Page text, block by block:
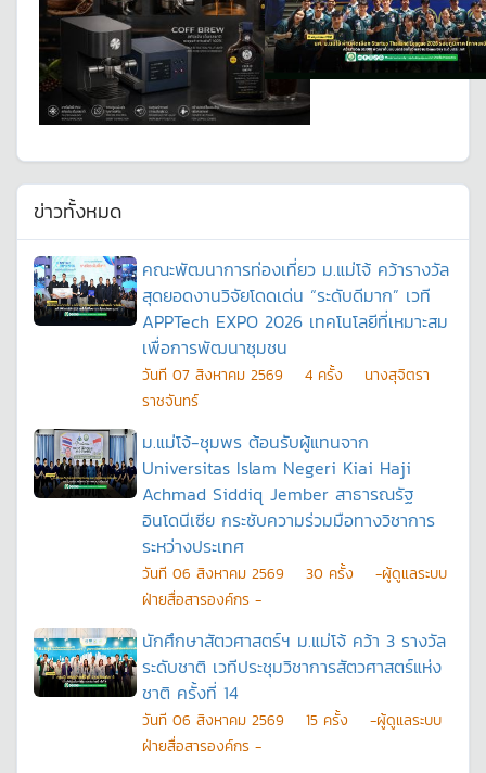
ข่าวทั้งหมด
คณะพัฒนาการท่องเที่ยว ม.แม่โจ้ คว้ารางวัล
สุดยอดงานวิจัยโดดเด่น “ระดับดีมาก” เวที
APPTech EXPO 2026 เทคโนโลยีที่เหมาะสม
เพื่อการพัฒนาชุมชน
วันที 07 สิงหาคม 2569 4 ครั้ง
นางสุจิตรา
ราชจันทร์
ม.แม่โจ้-ชุมพร ต้อนรับผู้แทนจาก
Universitas Islam Negeri Kiai Haji
Achmad Siddiq Jember สาธารณรัฐ
อินโดนีเซีย กระชับความร่วมมือทางวิชาการ
ระหว่างประเทศ
วันที 06 สิงหาคม 2569 30 ครั้ง
-ผู้ดูแลระบบ
ฝ่ายสื่อสารองค์กร -
นักศึกษาสัตวศาสตร์ฯ ม.แม่โจ้ คว้า 3 รางวัล
ระดับชาติ เวทีประชุมวิชาการสัตวศาสตร์แห่ง
ชาติ ครั้งที่ 14
วันที 06 สิงหาคม 2569 15 ครั้ง
-ผู้ดูแลระบบ
ฝ่ายสื่อสารองค์กร -